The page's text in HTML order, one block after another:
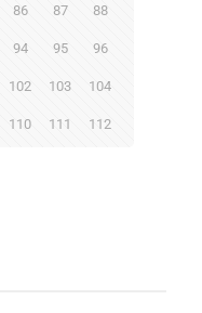
86 87 88
94 95 96
102 103 104
110 111 112